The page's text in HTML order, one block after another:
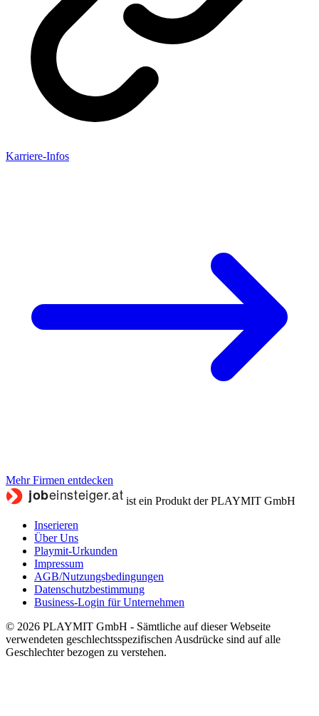
Karriere-Infos
Mehr Firmen entdecken
ist ein Produkt der PLAYMIT GmbH
Inserieren
Über Uns
Playmit-Urkunden
Impressum
AGB/Nutzungsbedingungen
Datenschutzbestimmung
Business-Login für Unternehmen
© 2026 PLAYMIT GmbH - Sämtliche auf dieser Webseite
verwendeten geschlechtsspezifischen Ausdrücke sind auf alle
Geschlechter bezogen zu verstehen.